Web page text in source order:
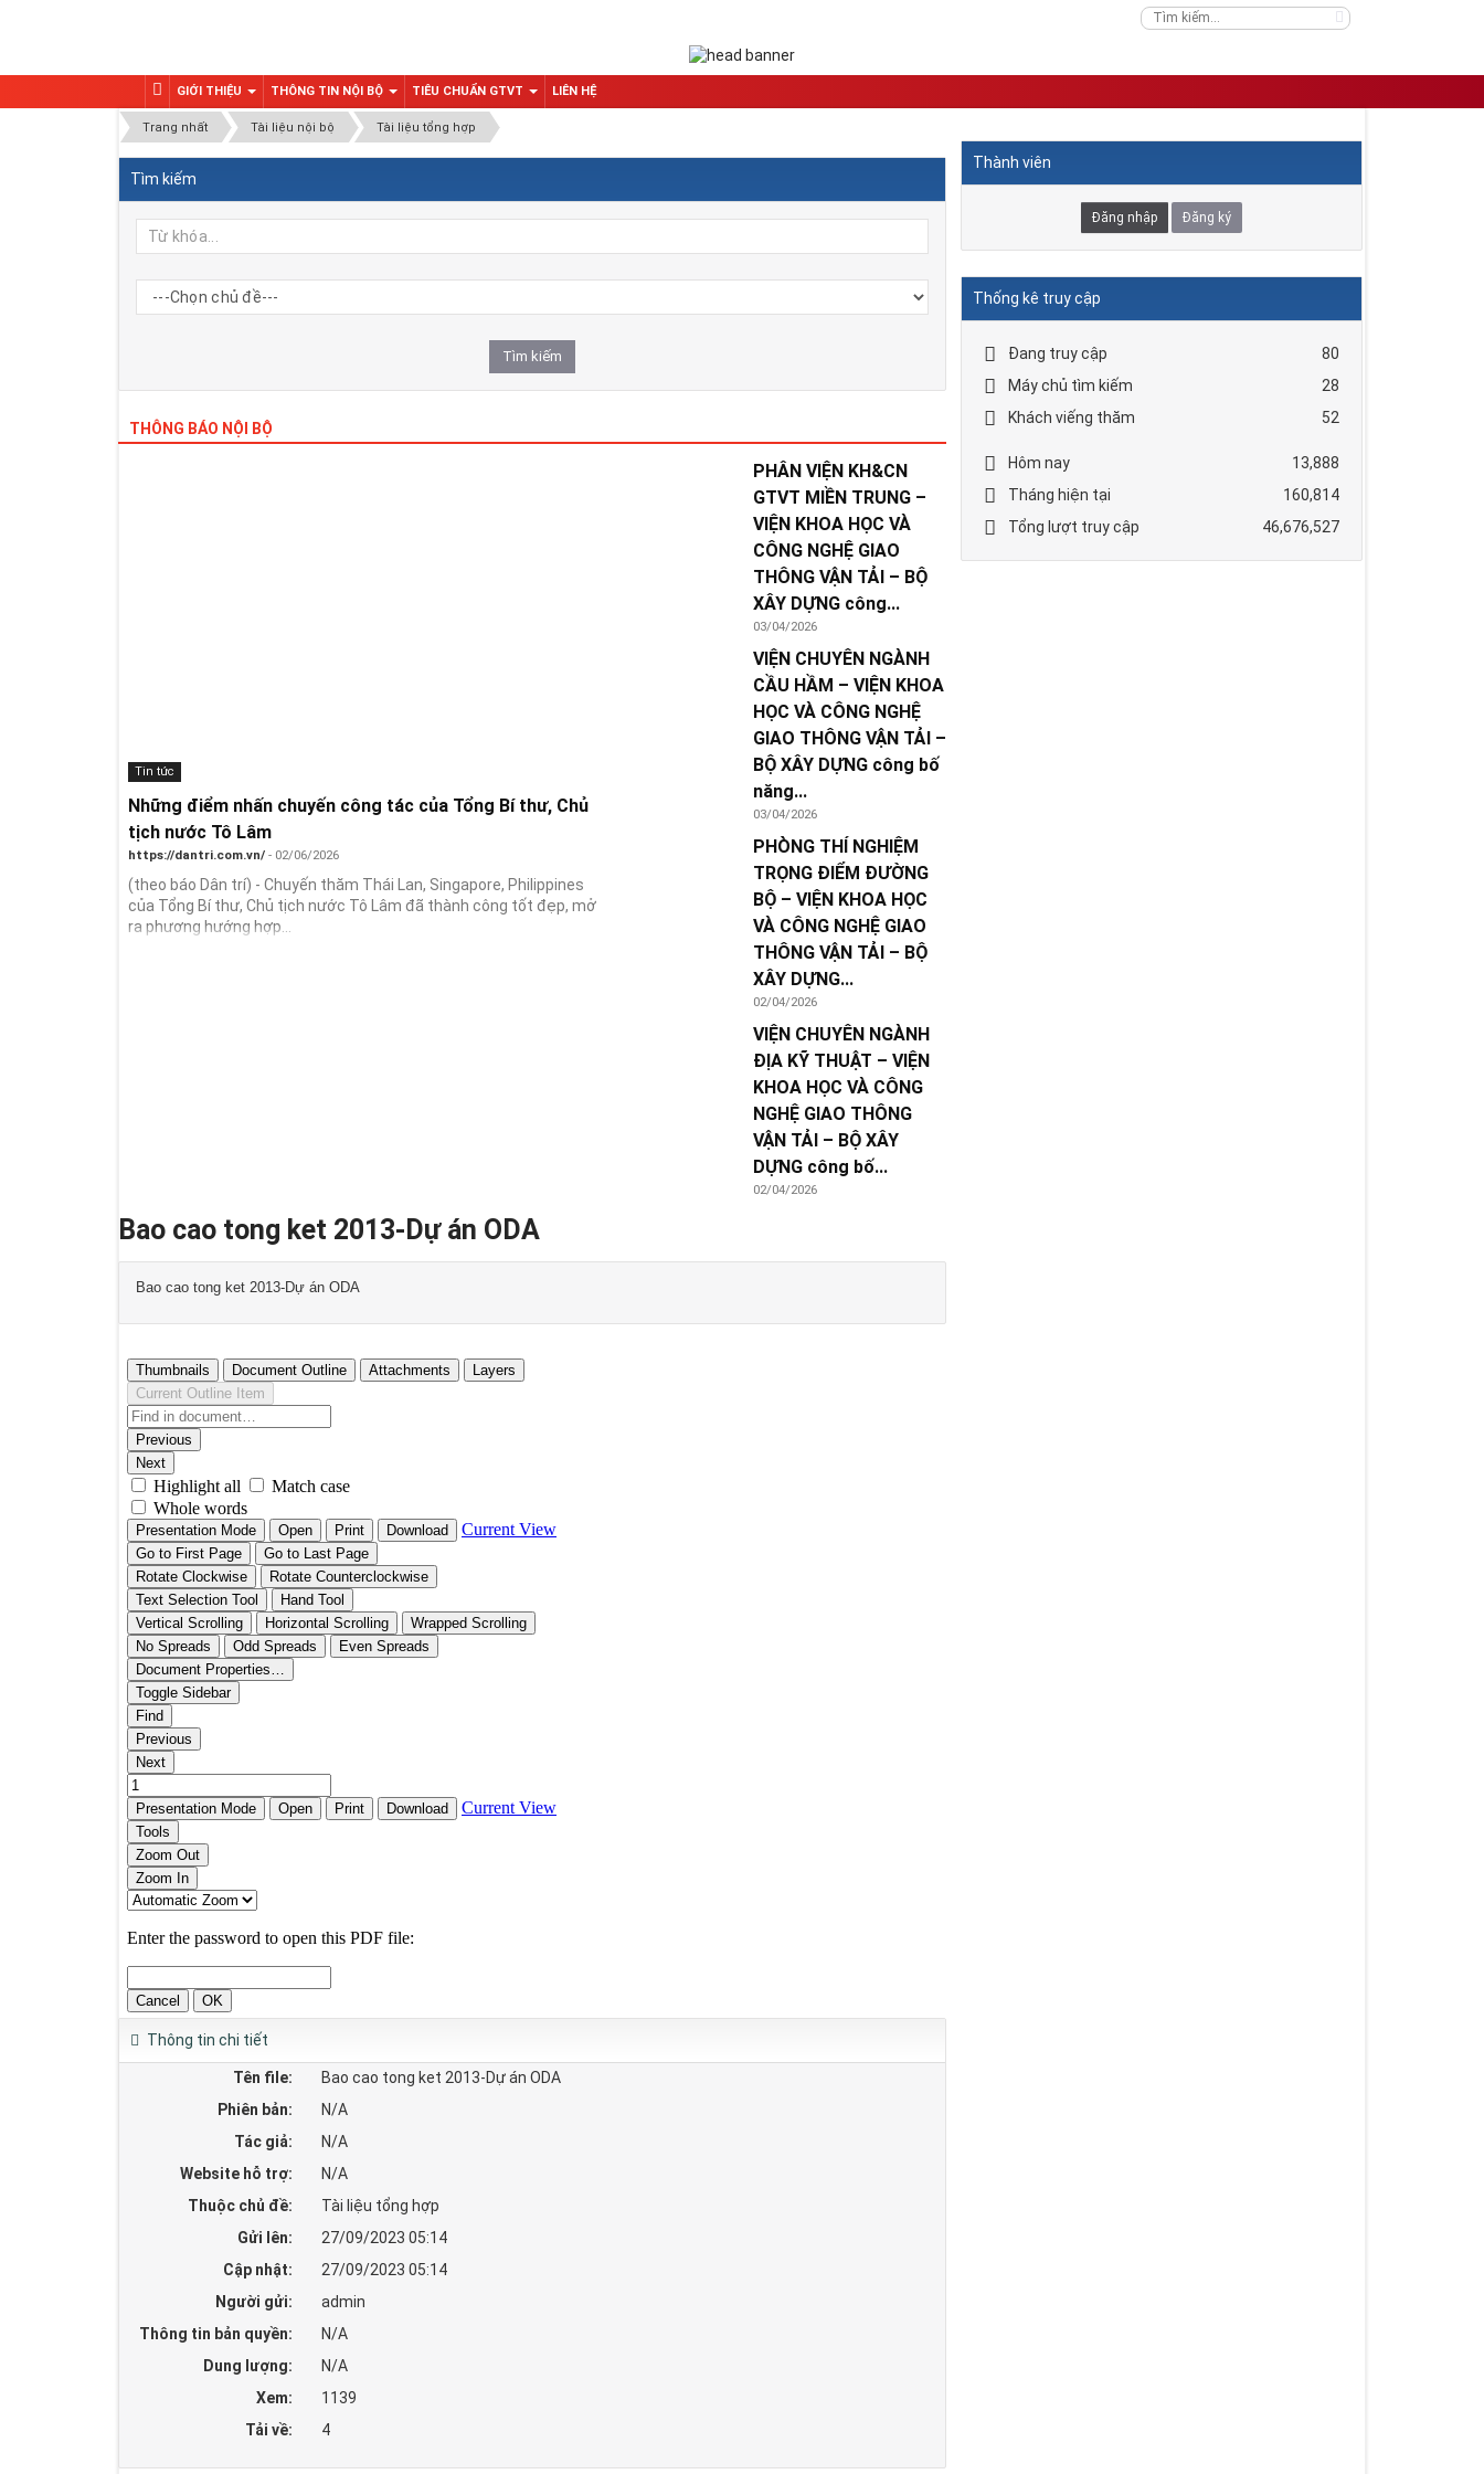
GIỚI THIỆU THÔNG TIN NỘI BỘ TIÊU CHUẨN GTVT LIÊN HỆ
Trang nhất Tài liệu nội bộ Tài liệu tổng hợp
Tìm kiếm
THÔNG BÁO NỘI BỘ
Tin tức
Những điểm nhấn chuyến công tác của Tổng Bí thư, Chủ
tịch nước Tô Lâm
https://dantri.com.vn/ - 02/06/2026
(theo báo Dân trí) - Chuyến thăm Thái Lan, Singapore, Philippines
của Tổng Bí thư, Chủ tịch nước Tô Lâm đã thành công tốt đẹp, mở
ra phương hướng hợp...
PHÂN VIỆN KH&CN
GTVT MIỀN TRUNG –
VIỆN KHOA HỌC VÀ
CÔNG NGHỆ GIAO
THÔNG VẬN TẢI – BỘ
XÂY DỰNG công...
03/04/2026
VIỆN CHUYÊN NGÀNH
CẦU HẦM – VIỆN KHOA
HỌC VÀ CÔNG NGHỆ
GIAO THÔNG VẬN TẢI –
BỘ XÂY DỰNG công bố
năng...
03/04/2026
PHÒNG THÍ NGHIỆM
TRỌNG ĐIỂM ĐƯỜNG
BỘ – VIỆN KHOA HỌC
VÀ CÔNG NGHỆ GIAO
THÔNG VẬN TẢI – BỘ
XÂY DỰNG...
02/04/2026
VIỆN CHUYÊN NGÀNH
ĐỊA KỸ THUẬT – VIỆN
KHOA HỌC VÀ CÔNG
NGHỆ GIAO THÔNG
VẬN TẢI – BỘ XÂY
DỰNG công bố...
02/04/2026
Bao cao tong ket 2013-Dự án ODA
Bao cao tong ket 2013-Dự án ODA
Thông tin chi tiết
Tên file:
Bao cao tong ket 2013-Dự án ODA
Phiên bản:
N/A
Tác giả:
N/A
Website hỗ trợ:
N/A
Thuộc chủ đề:
Tài liệu tổng hợp
Gửi lên:
27/09/2023 05:14
Cập nhật:
27/09/2023 05:14
Người gửi:
admin
Thông tin bản quyền:
N/A
Dung lượng:
N/A
Xem:
1139
Tải về:
4
Thành viên
Đăng nhập Đăng ký
Thống kê truy cập
Đang truy cập
80
Máy chủ tìm kiếm
28
Khách viếng thăm
52
Hôm nay
13,888
Tháng hiện tại
160,814
Tổng lượt truy cập
46,676,527